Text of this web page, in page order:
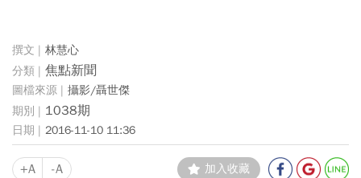
林慧心
焦點新聞
攝影/聶世傑
1038期
2016-11-10 11:36
+A -A 加入收藏